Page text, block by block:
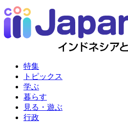
特集
トピックス
学ぶ
暮らす
見る・遊ぶ
行政